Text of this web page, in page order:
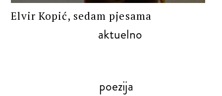
Elvir Kopić, sedam pjesama
aktuelno
poezija